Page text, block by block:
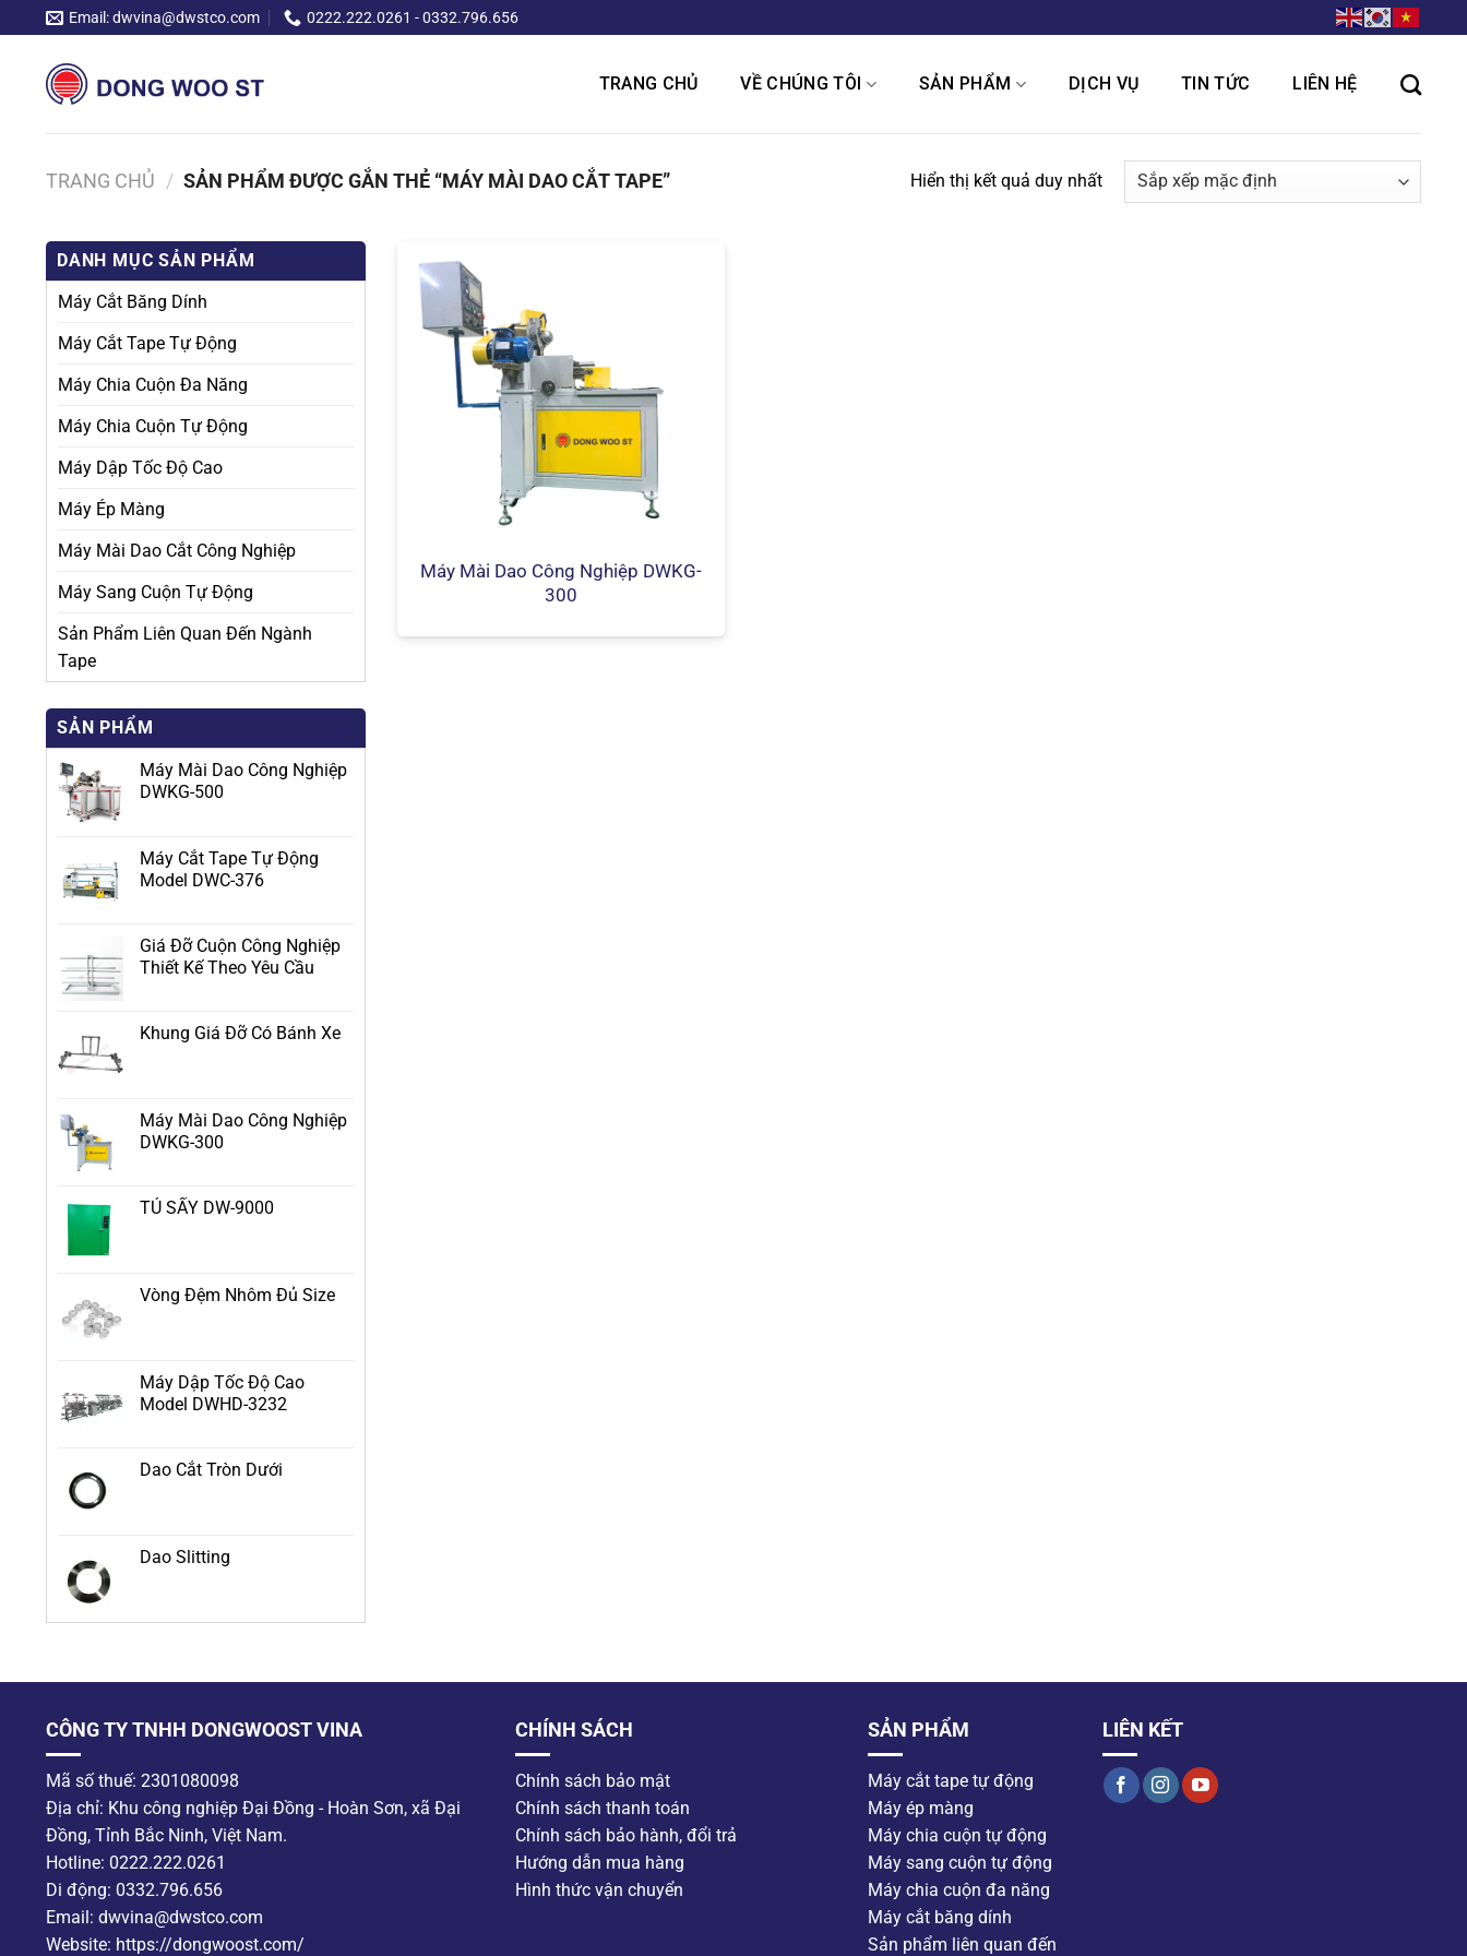
Chuyển
đến
Email: dwvina@dwstco.com 0222.222.0261 - 0332.796.656
TRANG CHỦ VỀ CHÚNG TÔI SẢN PHẨM DỊCH VỤ TIN TỨC LIÊN HỆ
TRANG CHỦ / SẢN PHẨM ĐƯỢC GẮN THẺ “MÁY MÀI DAO CẮT TAPE” Hiển thị kết quả duy nhất
DANH MỤC SẢN PHẨM
Máy Cắt Băng Dính
Máy Cắt Tape Tự Động
Máy Chia Cuộn Đa Năng
Máy Chia Cuộn Tự Động
Máy Dập Tốc Độ Cao
Máy Ép Màng
Máy Mài Dao Cắt Công Nghiệp
Máy Sang Cuộn Tự Động
Sản Phẩm Liên Quan Đến Ngành
Tape
SẢN PHẨM
Máy Mài Dao Công Nghiệp
DWKG-500
Máy Cắt Tape Tự Động
Model DWC-376
Giá Đỡ Cuộn Công Nghiệp
Thiết Kế Theo Yêu Cầu
Khung Giá Đỡ Có Bánh Xe
Máy Mài Dao Công Nghiệp
DWKG-300
TỦ SẤY DW-9000
Vòng Đệm Nhôm Đủ Size
Máy Dập Tốc Độ Cao
Model DWHD-3232
Dao Cắt Tròn Dưới
Dao Slitting
Máy Mài Dao Công Nghiệp DWKG-
300
CÔNG TY TNHH DONGWOOST VINA
Mã số thuế: 2301080098
Địa chỉ: Khu công nghiệp Đại Đồng - Hoàn Sơn, xã Đại
Đồng, Tỉnh Bắc Ninh, Việt Nam.
Hotline: 0222.222.0261
Di động: 0332.796.656
Email: dwvina@dwstco.com
Website: https://dongwoost.com/
CHÍNH SÁCH
Chính sách bảo mật
Chính sách thanh toán
Chính sách bảo hành, đổi trả
Hướng dẫn mua hàng
Hình thức vận chuyển
SẢN PHẨM
Máy cắt tape tự động
Máy ép màng
Máy chia cuộn tự động
Máy sang cuộn tự động
Máy chia cuộn đa năng
Máy cắt băng dính
Sản phẩm liên quan đến
LIÊN KẾT